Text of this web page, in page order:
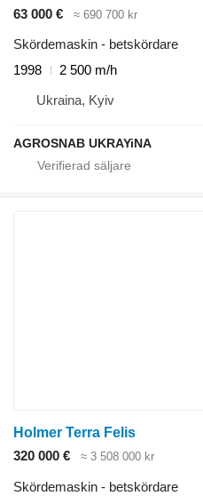
63 000 €
≈ 690 700 kr
Skördemaskin - betskördare
1998
2 500 m/h
Ukraina, Kyiv
AGROSNAB UKRAYiNA
Holmer Terra Felis
320 000 €
≈ 3 508 000 kr
Skördemaskin - betskördare